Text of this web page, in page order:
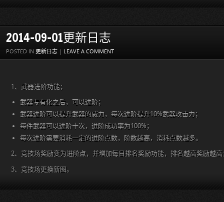
2014-09-01更新日志
POSTED IN 更新日志 | LEAVE A COMMENT
1、武器进阶功能；
武器专有化之后，可以进阶；
武器进阶可以提升武器的威力，每次进阶提升10%武器攻击力；
每件武器可以进阶十次，进阶成功率为100%；
每次进阶需要消耗一定的进阶点数，阶数越高，消耗点数越多。
2、竞技场奖励变为进阶点，并增加每日排名奖励功能，排名越高奖励越高
3、竞技场更换新图。